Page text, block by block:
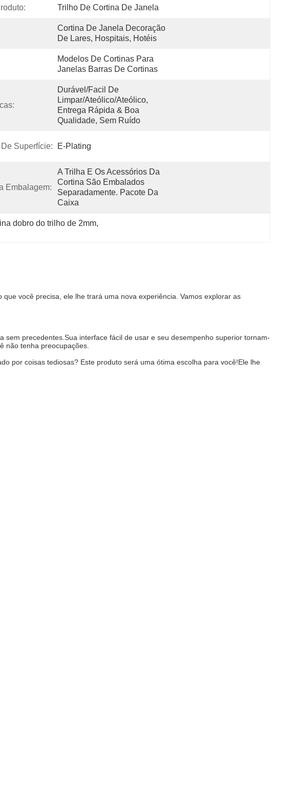
Trilho De Cortina De Janela
Cortina De Janela Decoração
De Lares, Hospitais, Hotéis
Modelos De Cortinas Para
Janelas Barras De Cortinas
Durável/Facil De
Limpar/Ateólico/Ateólico,
Entrega Rápida & Boa
Qualidade, Sem Ruído
Superfície: E-Plating
Embalagem:
A Trilha E Os Acessórios Da
Cortina São Embalados
Separadamente. Pacote Da
Caixa
dobro do trilho de 2mm,
você precisa, ele lhe trará uma nova experiência. Vamos explorar as
precedentes.Sua interface fácil de usar e seu desempenho superior tornam-
não tenha preocupações.
por coisas tediosas? Este produto será uma ótima escolha para você!Ele lhe